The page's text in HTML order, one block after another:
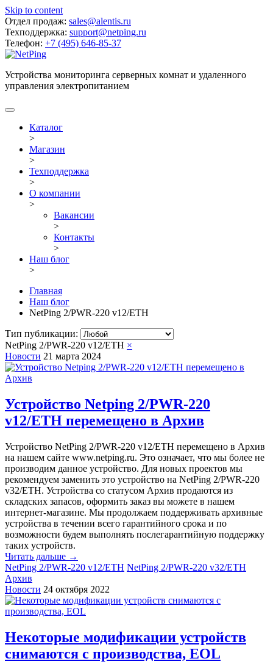
Skip to content
Отдел продаж: sales@alentis.ru
Техподдержка: support@netping.ru
Телефон: +7 (495) 646-85-37
Устройства мониторинга серверных комнат и удаленного
управления электропитанием
Каталог
>
Магазин
>
Техподдержка
>
О компании
>
Вакансии
>
Контакты
>
Наш блог
>
Главная
Наш блог
NetPing 2/PWR-220 v12/ETH
Тип публикации:
NetPing 2/PWR-220 v12/ETH ×
Новости 21 марта 2024
Устройство Netping 2/PWR-220
v12/ETH перемещено в Архив
Устройство NetPing 2/PWR-220 v12/ETH перемещено в Архив
на нашем сайте www.netping.ru. Это означает, что мы более не
производим данное устройство. Для новых проектов мы
рекомендуем заменить это устройство на NetPing 2/PWR-220
v32/ETH. Устройства со статусом Архив продаются из
складских запасов, оформить заказ вы можете в нашем
интернет-магазине. Мы продолжаем поддерживать архивные
устройства в течении всего гарантийного срока и по
возможности будем выполнять послегарантийную поддержку
таких устройств.
Читать дальше →
NetPing 2/PWR-220 v12/ETH NetPing 2/PWR-220 v32/ETH
Архив
Новости 24 октября 2022
Некоторые модификации устройств
снимаются с производства, EOL